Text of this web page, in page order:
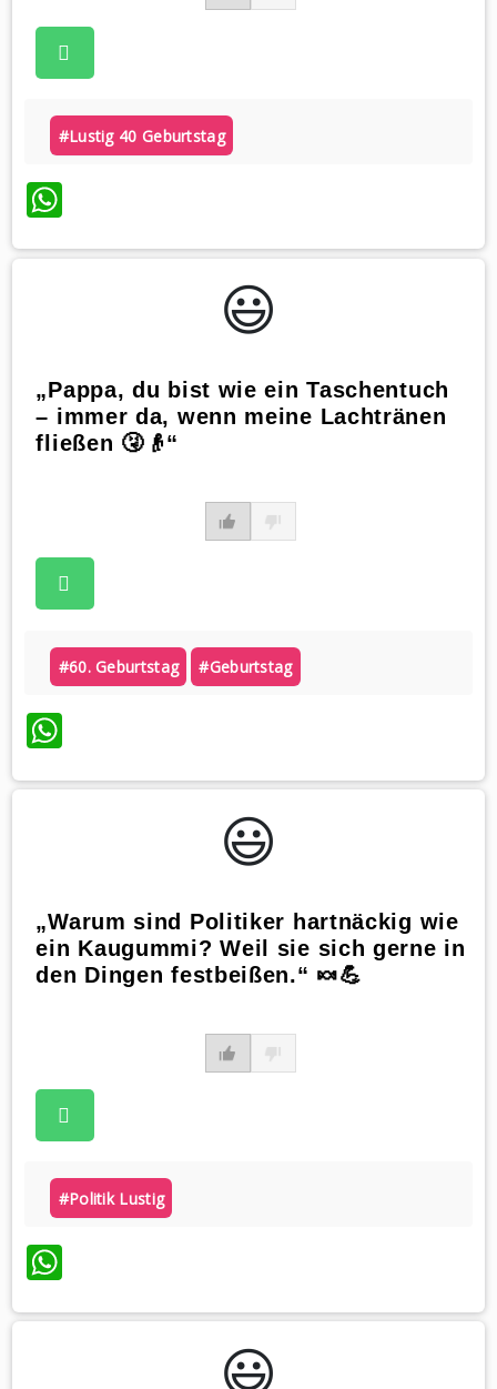
#lustig 40 Geburtstag
WhatsApp
😃️
„Pappa, du bist wie ein Taschentuch
– immer da, wenn meine Lachtränen
fließen 🤧👴“
#60. Geburtstag #geburtstag
WhatsApp
😃️
„Warum sind Politiker hartnäckig wie
ein Kaugummi? Weil sie sich gerne in
den Dingen festbeißen.“ 🍬💪
#politik Lustig
WhatsApp
😃️